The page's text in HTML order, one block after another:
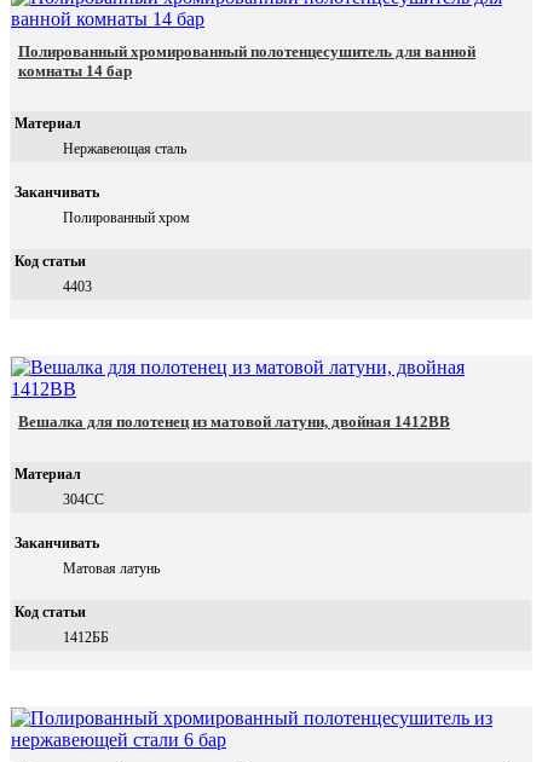
Полированный хромированный полотенцесушитель для ванной
комнаты 14 бар
Материал
Нержавеющая сталь
Заканчивать
Полированный хром
Код статьи
4403
Вешалка для полотенец из матовой латуни, двойная 1412BB
Материал
304СС
Заканчивать
Матовая латунь
Код статьи
1412ББ